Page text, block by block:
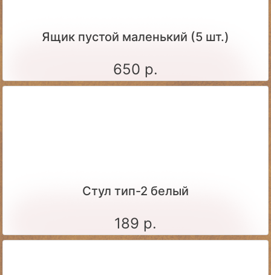
Ящик пустой маленький (5 шт.)
650 р.
Стул тип-2 белый
189 р.